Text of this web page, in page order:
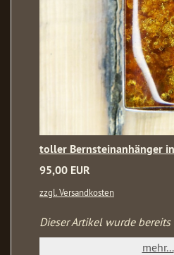
toller Bernsteinanhänger
95,00 EUR
zzgl. Versandkosten
Dieser Artikel wurde
mehr...